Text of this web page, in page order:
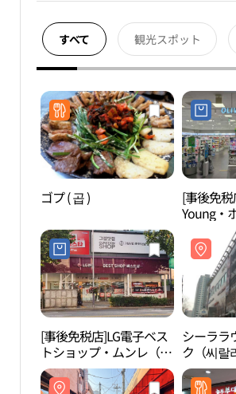
すべて 観光スポット
ゴプ ( 곱 )
[事後免
Young・
ンドゥ
(올리브
포점)
[事後免税店]LG電子ベス
トショップ・ムンレ（文
来）店(LG전자 베스트샵
문래점)
シーララ
ク（씨랄